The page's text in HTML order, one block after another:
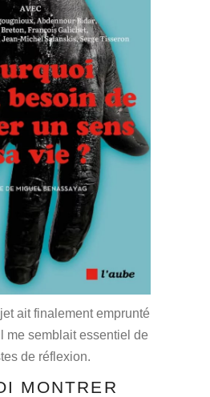
ait finalement emprunté
me semblait essentiel de
de réflexion.
MONTRER